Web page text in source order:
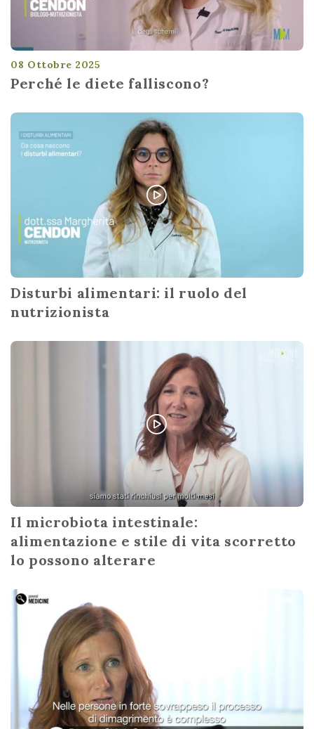
08 Ottobre 2025
Perché le diete falliscono?
Disturbi alimentari: il ruolo del
nutrizionista
Il microbiota intestinale:
alimentazione e stile di vita scorretto
lo possono alterare